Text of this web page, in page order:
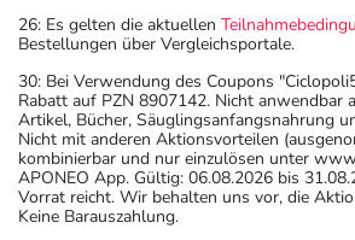
26: Es gelten die aktuellen
Bestellungen über Vergleichsportale.
30: Bei Verwendung des Coupons
Rabatt auf PZN 8907142. Nicht anwendbar
Artikel, Bücher, Säuglingsanfangsnahrung
Nicht mit anderen Aktionsvorteilen
kombinierbar und nur einzulösen unter
APONEO App. Gültig: 06.08.2026 bis
Vorrat reicht. Wir behalten uns vor, die
Keine Barauszahlung.